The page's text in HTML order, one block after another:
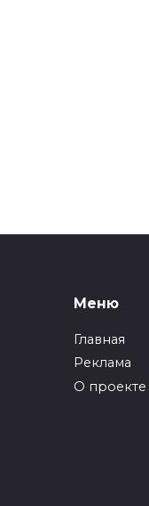
Меню
Главная
Реклама
О проекте